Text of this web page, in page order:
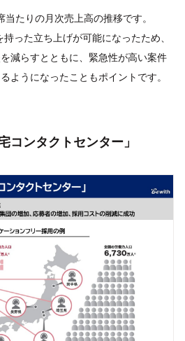
たりの月次売上高の推移です。
った立ち上げが可能になったため、
減らすとともに、緊急性が高い案件
ようになったこともポイントです。
コンタクトセンター」